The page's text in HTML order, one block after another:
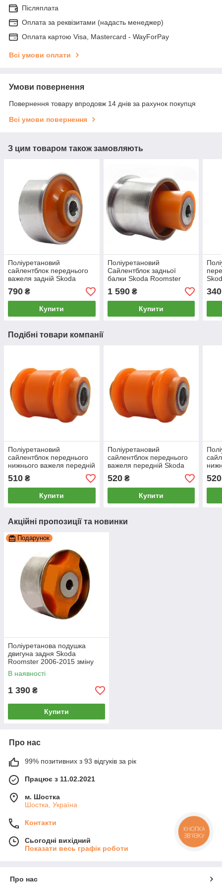
Післяплата
Оплата за реквізитами (надасть менеджер)
Оплата картою Visa, Mastercard - WayForPay
Всі умови оплати
Умови повернення
Повернення товару впродовж 14 днів за рахунок покупця
Всі умови повернення
З цим товаром також замовляють
Поліуретановий
сайлентблок переднього
важеля задній Skoda
Roomster 2006-2015, PP-
0149
790 ₴
Купити
Поліуретановий
Сайлентблок задньої
балки Skoda Roomster
2006-2015, PP-0151
1 590₴
Купити
340
Подібні товари компанії
Поліуретановий
сайлентблок переднього
нижнього важеля передній
PP-0148
510 ₴
Купити
Поліуретановий
сайлентблок переднього
важеля передній Skoda
520₴
Купити
520
Акційні пропозиції та новинки
Подарунок
Поліуретанова подушка
двигуна задня Skoda
Roomster 2006-2015 зміну
великому сайлентблоками,
PP-1641
В наявності
1 390 ₴
Купити
Про нас
99% позитивних з 93 відгуків за рік
Працює з 11.02.2021
м. Шостка
Шостка, Україна
Контакти
Сьогодні вихідний
Показати весь графік роботи
Про нас
КНОПКА
ЗВ'ЯЗКУ